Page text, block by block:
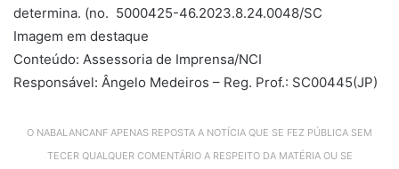
determina. (no. 5000425-46.2023.8.24.0048/SC
Imagem em destaque
Conteúdo: Assessoria de Imprensa/NCI
Responsável: Ângelo Medeiros – Reg. Prof.: SC00445(JP)
O NABALANCANF APENAS REPOSTA A NOTÍCIA QUE SE FEZ PÚBLICA SEM
TECER QUALQUER COMENTÁRIO A RESPEITO DA MATÉRIA OU SE